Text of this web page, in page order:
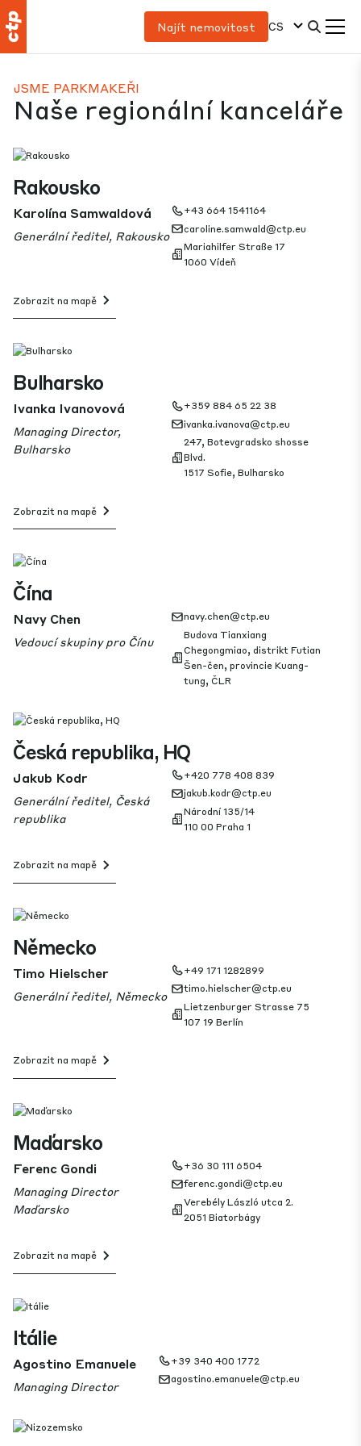
Najít nemovitost CS
JSME PARKMAKEŘI
Naše regionální kanceláře
Rakousko
Karolína Samwaldová
Generální ředitel, Rakousko
+43 664 1541164
caroline.samwald@ctp.eu
Mariahilfer Straße 17
1060 Vídeň
Zobrazit na mapě
Bulharsko
Ivanka Ivanovová
Managing Director,
Bulharsko
+359 884 65 22 38
ivanka.ivanova@ctp.eu
247, Botevgradsko shosse
Blvd.
1517 Sofie, Bulharsko
Zobrazit na mapě
Čína
Navy Chen
Vedoucí skupiny pro Čínu
navy.chen@ctp.eu
Budova Tianxiang
Chegongmiao, distrikt Futian
Šen-čen, provincie Kuang-
tung, ČLR
Česká republika, HQ
Jakub Kodr
Generální ředitel, Česká
republika
+420 778 408 839
jakub.kodr@ctp.eu
Národní 135/14
110 00 Praha 1
Zobrazit na mapě
Německo
Timo Hielscher
Generální ředitel, Německo
+49 171 1282899
timo.hielscher@ctp.eu
Lietzenburger Strasse 75
107 19 Berlín
Zobrazit na mapě
Maďarsko
Ferenc Gondi
Managing Director
Maďarsko
+36 30 111 6504
ferenc.gondi@ctp.eu
Verebély László utca 2.
2051 Biatorbágy
Zobrazit na mapě
Itálie
Agostino Emanuele
Managing Director
+39 340 400 1772
agostino.emanuele@ctp.eu